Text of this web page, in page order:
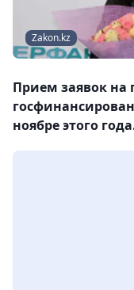
Zakon.kz
Прием заявок на
ноябре этого